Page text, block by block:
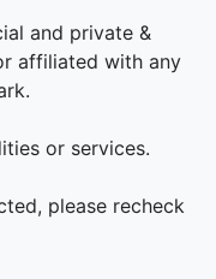
and private &
affiliated with any
or services.
please recheck